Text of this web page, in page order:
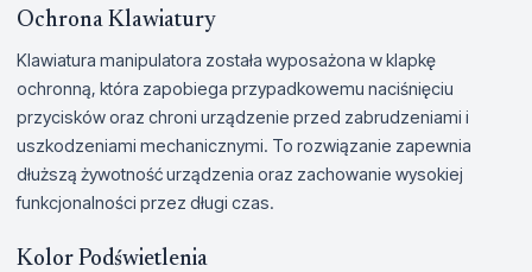
Ochrona Klawiatury
Klawiatura manipulatora została wyposażona w klapkę
ochronną, która zapobiega przypadkowemu naciśnięciu
przycisków oraz chroni urządzenie przed zabrudzeniami i
uszkodzeniami mechanicznymi. To rozwiązanie zapewnia
dłuższą żywotność urządzenia oraz zachowanie wysokiej
funkcjonalności przez długi czas.
Kolor Podświetlenia